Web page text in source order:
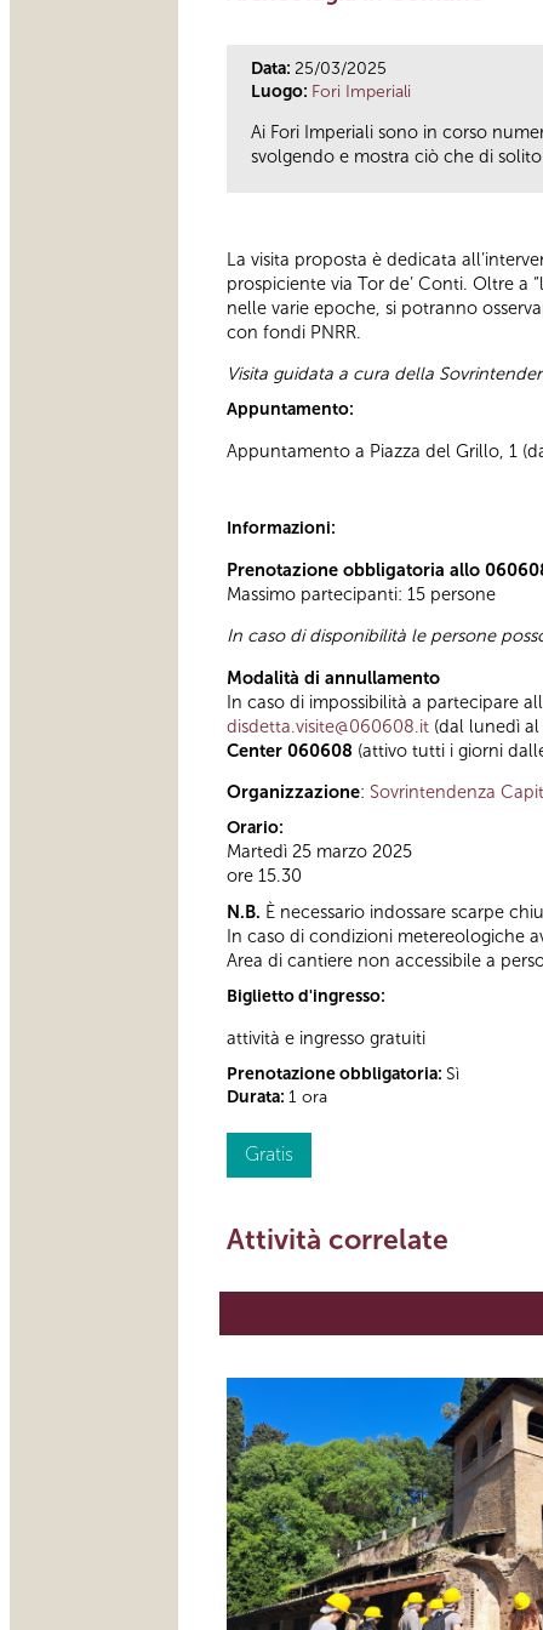
Data: 25/03/2025
Luogo: Fori Imperiali
Ai Fori Imperiali sono in corso
svolgendo e mostra ciò che di
La visita proposta è dedicata
prospiciente via Tor de’ Conti. Oltre a
nelle varie epoche, si potranno
con fondi PNRR.
Visita guidata a cura della
Appuntamento:
Appuntamento a Piazza del Grillo, 1
Informazioni:
Prenotazione obbligatoria allo
Massimo partecipanti: 15 persone
In caso di disponibilità le persone
Modalità di annullamento
In caso di impossibilità a partecipare
disdetta.visite@060608.it (dal lunedì
Center 060608 (attivo tutti i giorni
Organizzazione: Sovrintendenza
Orario:
Martedì 25 marzo 2025
ore 15.30
N.B. È necessario indossare scarpe
In caso di condizioni metereologiche
Area di cantiere non accessibile a
Biglietto d'ingresso:
attività e ingresso gratuiti
Prenotazione obbligatoria: Sì
Durata: 1 ora
Gratis
Attività correlate